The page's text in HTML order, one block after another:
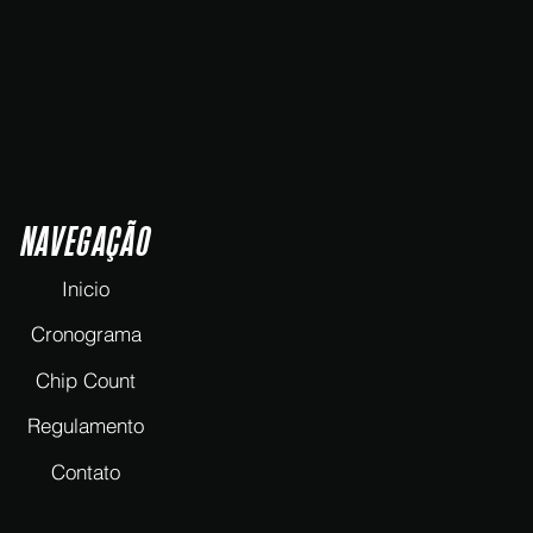
NAVEGAÇÃO
Inicio
Cronograma
Chip Count
Regulamento
Contato